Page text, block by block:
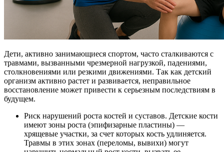
Дети, активно занимающиеся спортом, часто сталкиваются с
травмами, вызванными чрезмерной нагрузкой, падениями,
столкновениями или резкими движениями. Так как детский
организм активно растет и развивается, неправильное
восстановление может привести к серьезным последствиям в
будущем.
Риск нарушений роста костей и суставов. Детские кости
имеют зоны роста (эпифизарные пластины) —
хрящевые участки, за счет которых кость удлиняется.
Травмы в этих зонах (переломы, вывихи) могут